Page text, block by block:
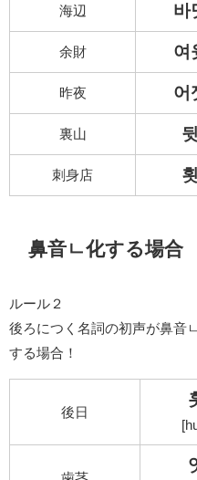
海辺 바
余財 여
昨夜 어
裏山
刺身店
鼻音ㄴ化する場合
ルール２
後ろにつく名詞の初声が鼻音
する場合！
後日